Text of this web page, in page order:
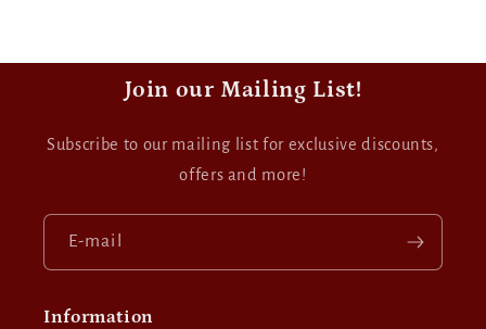
Join our Mailing List!
Subscribe to our mailing list for exclusive discounts,
offers and more!
E‑mail
Information